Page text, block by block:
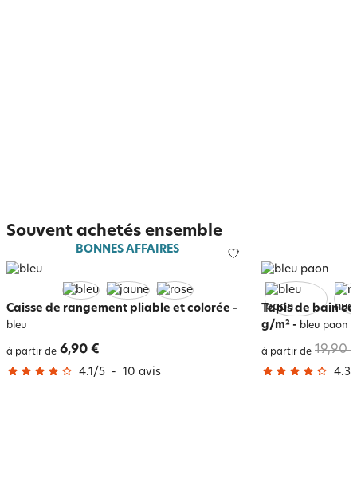
Souvent achetés ensemble
BONNES AFFAIRES
Caisse de rangement pliable et colorée -
bleu
à partir de 6,90 €
4.1 /5 - 10 avis
Tapis de bain
g/m² - bleu paon
à partir de 19,90
4.3